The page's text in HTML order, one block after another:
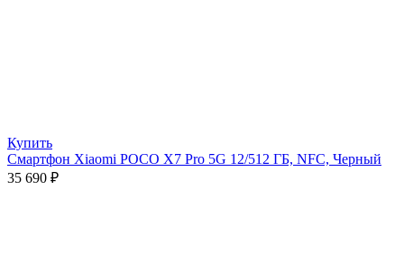
Купить
Смартфон Xiaomi POCO X7 Pro 5G 12/512 ГБ, NFC, Черный
35 690 ₽